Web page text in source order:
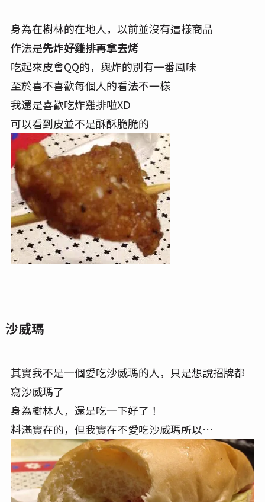
身為在樹林的在地人，以前並沒有這樣商品
作法是先炸好雞排再拿去烤
吃起來皮會QQ的，與炸的別有一番風味
至於喜不喜歡每個人的看法不一樣
我還是喜歡吃炸雞排啦XD
可以看到皮並不是酥酥脆脆的
沙威瑪
其實我不是一個愛吃沙威瑪的人，只是想說招牌都
寫沙威瑪了
身為樹林人，還是吃一下好了！
料滿實在的，但我實在不愛吃沙威瑪所以…